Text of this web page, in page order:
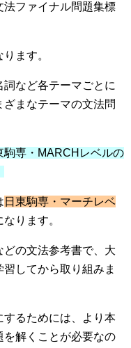
ファイナル問題集標
ります。
など各テーマごとに
まなテーマの文法問
駒専・MARCHレベルの
日東駒専・マーチレベ
なります。
の文法参考書で、大
してから取り組みま
るためには、より本
解くことが必要なの